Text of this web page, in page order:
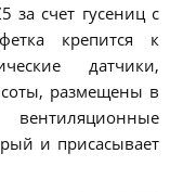
за счет гусениц с
крепится к
датчики,
размещены в
и присасывает